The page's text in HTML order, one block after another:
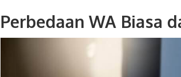
Perbedaan WA Biasa